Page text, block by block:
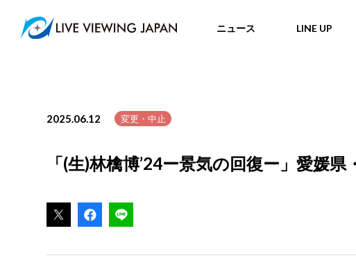
ニュース LINE UP
2025.06.12 変更・中止
「(生)林檎博’24ー景気の回復ー」愛媛